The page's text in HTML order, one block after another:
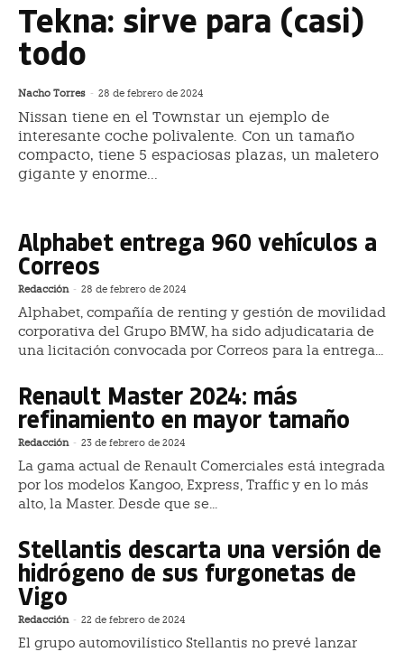
Tekna: sirve para (casi)
todo
Nacho Torres - 28 de febrero de 2024
Nissan tiene en el Townstar un ejemplo de
interesante coche polivalente. Con un tamaño
compacto, tiene 5 espaciosas plazas, un maletero
gigante y enorme...
Alphabet entrega 960 vehículos a
Correos
Redacción - 28 de febrero de 2024
Alphabet, compañía de renting y gestión de movilidad
corporativa del Grupo BMW, ha sido adjudicataria de
una licitación convocada por Correos para la entrega...
Renault Master 2024: más
refinamiento en mayor tamaño
Redacción - 23 de febrero de 2024
La gama actual de Renault Comerciales está integrada
por los modelos Kangoo, Express, Traffic y en lo más
alto, la Master. Desde que se...
Stellantis descarta una versión de
hidrógeno de sus furgonetas de
Vigo
Redacción - 22 de febrero de 2024
El grupo automovilístico Stellantis no prevé lanzar